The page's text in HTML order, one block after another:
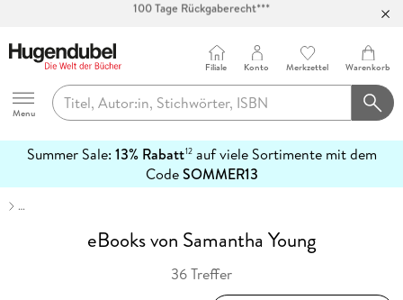
Abholung in über 100 Filialen
Hugendubel
Menu
Filiale Konto Merkzettel Warenkorb
Summer Sale: 13% Rabatt12auf viele Sortimente mit dem
CodeSOMMER13
erfahren
…
eBooks von Samantha Young
36 Treffer